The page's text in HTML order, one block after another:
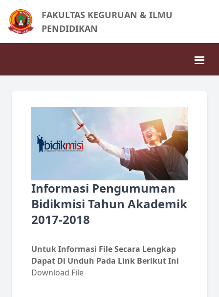
FAKULTAS KEGURUAN & ILMU
PENDIDIKAN
Informasi Pengumuman
Bidikmisi Tahun Akademik
2017-2018
Untuk Informasi File Secara Lengkap
Dapat Di Unduh Pada Link Berikut Ini
Download File